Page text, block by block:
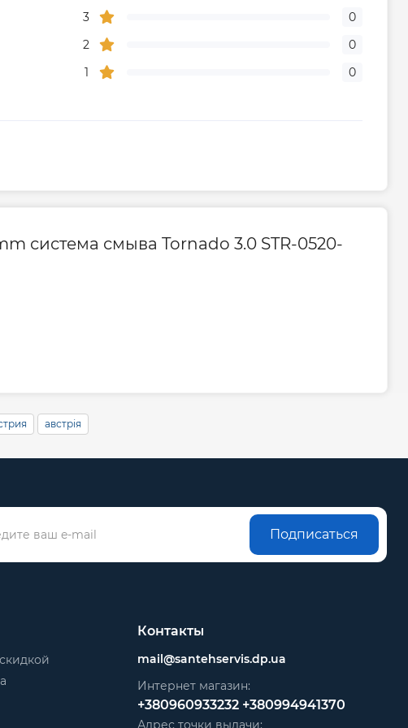
Гарантия
мес
3
0
2
0
1
0
система смыва Tornado 3.0 STR-0520-
австрія
Подписаться
Контакты
mail@santehservis.dp.ua
Интернет магазин:
+380960933232 +380994941370
Адрес точки выдачи: